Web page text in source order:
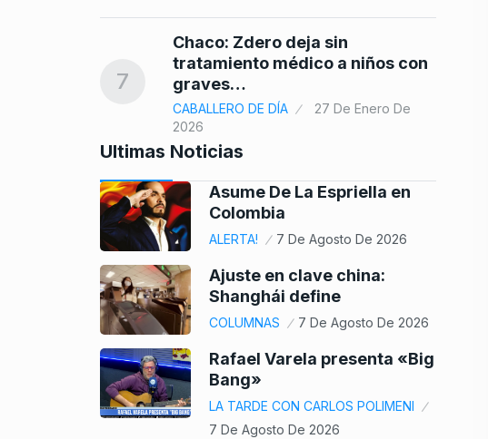
7
Chaco: Zdero deja sin
tratamiento médico a niños con
graves…
CABALLERO DE DÍA
27 De Enero De
2026
Ultimas Noticias
Asume De La Espriella en
Colombia
ALERTA! 7 De Agosto De 2026
Ajuste en clave china:
Shanghái define
COLUMNAS 7 De Agosto De 2026
Rafael Varela presenta «Big
Bang»
LA TARDE CON CARLOS POLIMENI
7 De Agosto De 2026